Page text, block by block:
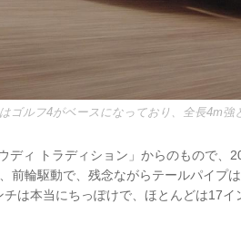
ゴルフ4がベースになっており、全長4m強
ディ トラディション」からのもので
前輪駆動で、残念ながらテールパイプ
は本当にちっぽけで、ほとんどは17イ